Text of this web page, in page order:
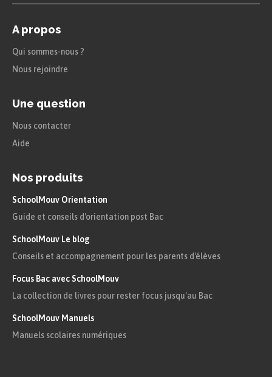
$\widehat{IOM}$.
mesure qui appartient à l’intervalle $]-
\pi\ ; \pi]$ est appelée mesure
principale de l’angle $\widehat{IOM}$.
Cosinus et sinus d’un
A propos
Qui sommes-nous ?
Nous rejoindre
Une question
Nous contacter
Aide
Nos produits
SchoolMouv Orientation
Guide et conseils d'orientation post Bac
SchoolMouv Le blog
Conseils et accompagnement pour les parents d'élèves
Focus Bac avec SchoolMouv
La collection de livres pour rester focus jusqu'au Bac
SchoolMouv Manuels
Manuels scolaires numériques